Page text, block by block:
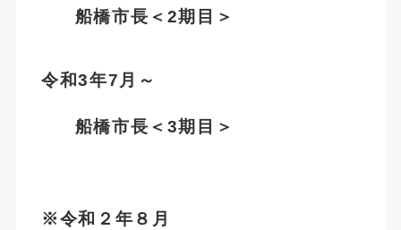
船橋市長＜2期目＞
令和3年7月～
船橋市長＜3期目＞
※令和２年８月